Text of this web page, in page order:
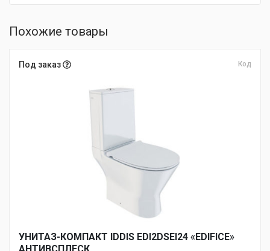
Похожие товары
Под заказ Код
УНИТАЗ-КОМПАКТ IDDIS EDI2DSEI24 «EDIFICE»